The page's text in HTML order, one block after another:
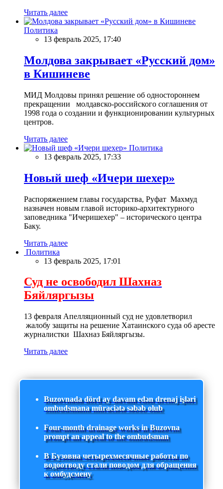
Читать далее
Политика
13 февраль 2025, 17:40
Молдова закрывает «Русский дом»
в Кишиневе
МИД Молдовы принял решение об одностороннем
прекращении молдавско-российского соглашения от
1998 года о создании и функционировании культурных
центров.
Читать далее
Политика
13 февраль 2025, 17:33
Новый шеф «Ичери шехер»
Распоряжением главы государства, Руфат Махмуд
назначен новым главой историко-архитектурного
заповедника "Ичеришехер" – исторического центра
Баку.
Читать далее
Политика
13 февраль 2025, 17:01
Суд не освободил Шахназ
Бяйляргызы
13 февраля Апелляционный суд не удовлетворил
жалобу защиты на решение Хатаинского суда об аресте
журналистки Шахназ Бяйляргызы.
Читать далее
Buzovnada dörd ay davam edən drenaj işləri
ombudsmana müraciətə səbəb olub
Four-month drainage works in Buzovna
prompt an appeal to the ombudsman
В Бузовна четырехмесячные работы по
водоотводу стали поводом для обращения
к омбудсмену